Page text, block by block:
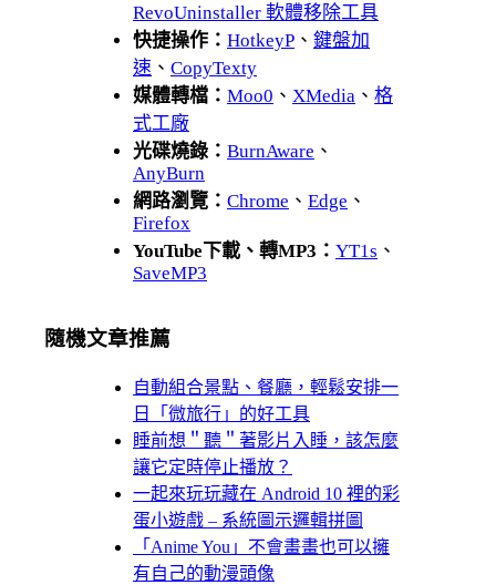
RevoUninstaller 軟體移除工具
快捷操作： HotkeyP 、 鍵盤加
速 、 CopyTexty
媒體轉檔： Moo0 、 XMedia 、 格
式工廠
光碟燒錄： BurnAware 、
AnyBurn
網路瀏覽： Chrome 、 Edge 、
Firefox
YouTube下載、轉MP3： YT1s 、
SaveMP3
隨機文章推薦
自動組合景點、餐廳，輕鬆安排一
日「微旅行」的好工具
睡前想＂聽＂著影片入睡，該怎麼
讓它定時停止播放？
一起來玩玩藏在 Android 10 裡的彩
蛋小遊戲 – 系統圖示邏輯拼圖
「Anime You」不會畫畫也可以擁
有自己的動漫頭像